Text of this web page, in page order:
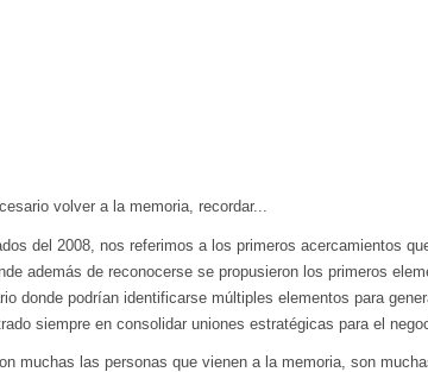
volver a la memoria, recordar...
del 2008, nos referimos a los primeros acercamientos
además de reconocerse se propusieron los primeros
donde podrían identificarse múltiples elementos para
siempre en consolidar uniones estratégicas para el
muchas las personas que vienen a la memoria, son